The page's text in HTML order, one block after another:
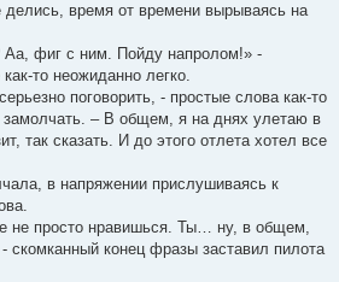
время от времени вырываясь на
Аа, фиг с ним. Пойду напролом!» -
то неожиданно легко.
поговорить, - простые слова как-то
замолчать. – В общем, я на днях улетаю в
так сказать. И до этого отлета хотел все
в напряжении прислушиваясь к
не просто нравишься. Ты… ну, в общем,
скомканный конец фразы заставил пилота